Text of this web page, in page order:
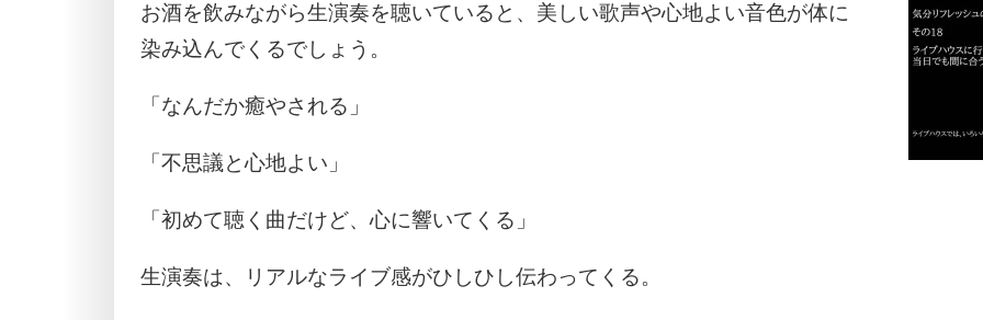
お酒を飲みながら生演奏を聴いていると、美しい歌声や心地よい音色が体に
染み込んでくるでしょう。
「なんだか癒やされる」
「不思議と心地よい」
「初めて聴く曲だけど、心に響いてくる」
生演奏は、リアルなライブ感がひしひし伝わってくる。
3